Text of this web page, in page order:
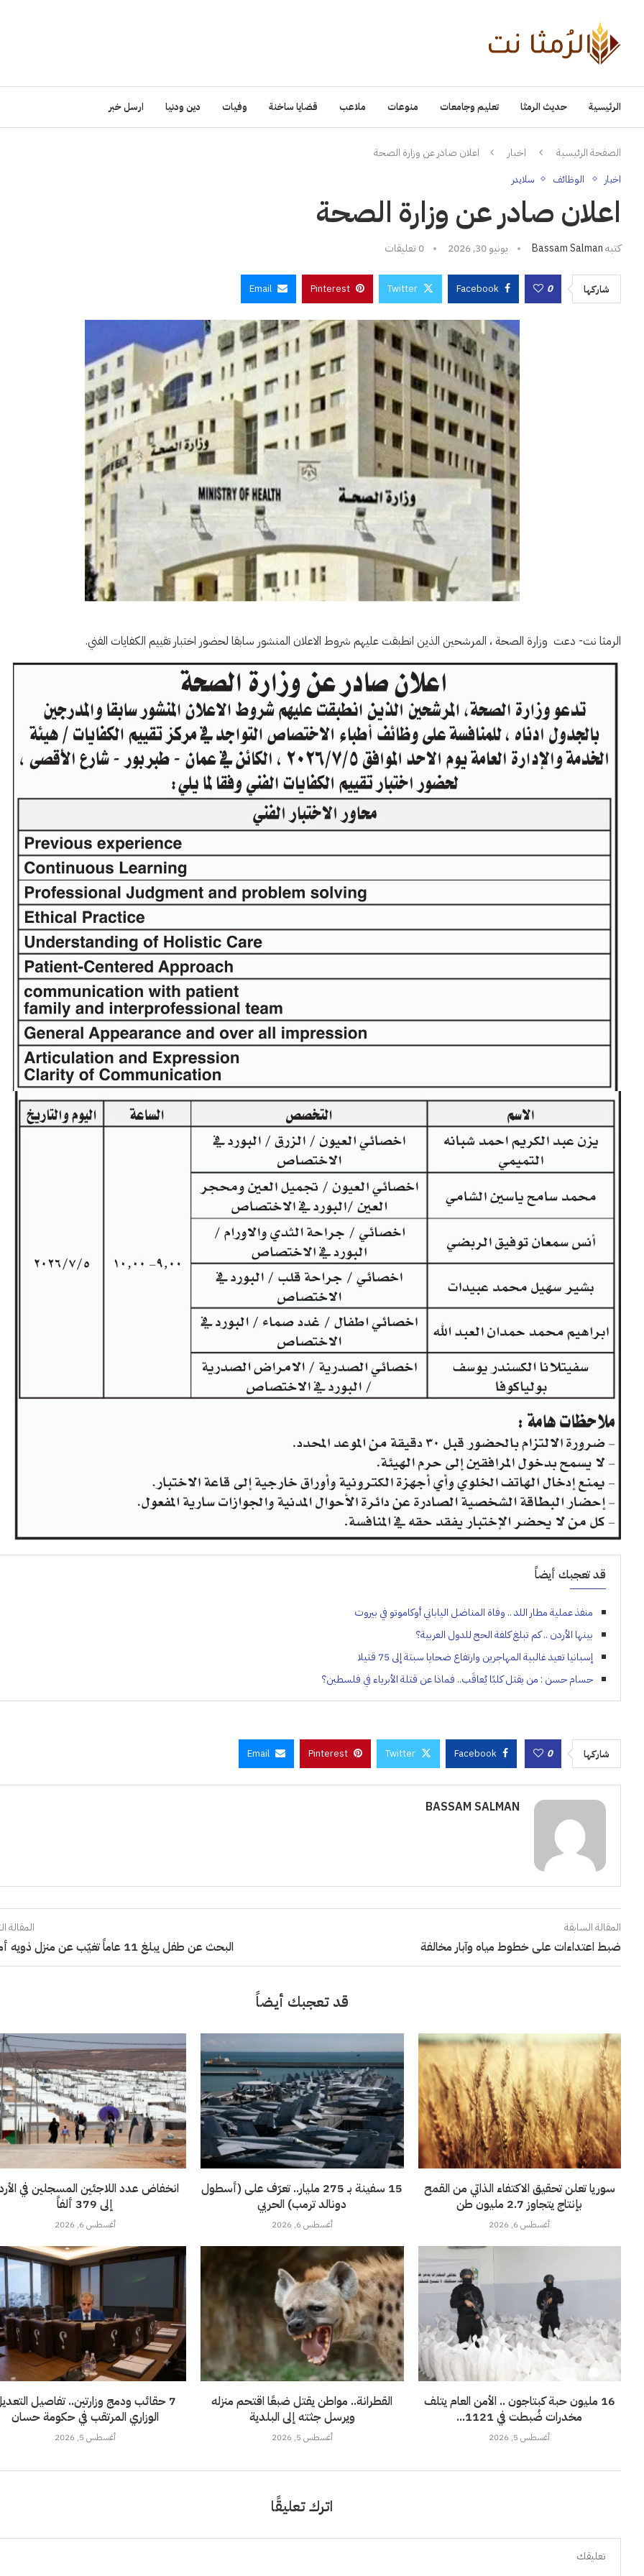
الرئيسية حديث الرمثا تعليم وجامعات منوعات ملاعب قضايا ساخنة وفيات دين ودنيا ارسل خبر
الصفحة الرئيسية اخبار اعلان صادر عن وزارة الصحة
اخبار الوظائف سلايدر
اعلان صادر عن وزارة الصحة
كتبهBassam Salman يونيو 30, 2026 0 تعليقات
شاركها 0
Facebook
Twitter
Pinterest
Email
الرمثا نت- دعت وزارة الصحة ، المرشحين الذين انطبقت عليهم شروط الاعلان المنشور سابقا لحضور اختبار تقييم الكفايات الفني.
قد تعجبك أيضاً
منفذ عملية مطار اللد .. وفاة المناضل الياباني أوكاموتو في بيروت
بينها الأردن .. كم تبلغ كلفة الحج للدول العربية؟
إسبانيا تعيد غالبية المهاجرين وارتفاع ضحايا سبتة إلى 75 قتيلا
حسام حسن : من يقتل كلبًا يُعاقَب.. فماذا عن قتلة الأبرياء في فلسطين؟
شاركها 0
Facebook
Twitter
Pinterest
Email
BASSAM SALMAN
المقالة السابقة
ضبط اعتداءات على خطوط مياه وآبار مخالفة
المقالة
البحث عن طفل يبلغ 11 عاماً تغيّب عن منزل ذويه أمس
قد تعجبك أيضاً
انخفاض عدد اللاجئين المسجلين في
إلى 379 ألفاً
أغسطس 6, 2026
15 سفينة بـ 275 مليار.. تعرّف على (أسطول
دونالد ترمب) الحربي
أغسطس 6, 2026
سوريا تعلن تحقيق الاكتفاء الذاتي من القمح
بإنتاج يتجاوز 2.7 مليون طن
أغسطس 6, 2026
7 حقائب ودمج وزارتين.. تفاصيل
الوزاري المرتقب في حكومة حسان
أغسطس 5, 2026
القطرانة.. مواطن يقتل ضبعًا اقتحم منزله
ويرسل جثته إلى البلدية
أغسطس 5, 2026
16 مليون حبة كبتاجون .. الأمن العام يتلف
مخدرات ضُبطت في 1121...
أغسطس 5, 2026
اترك تعليقًا